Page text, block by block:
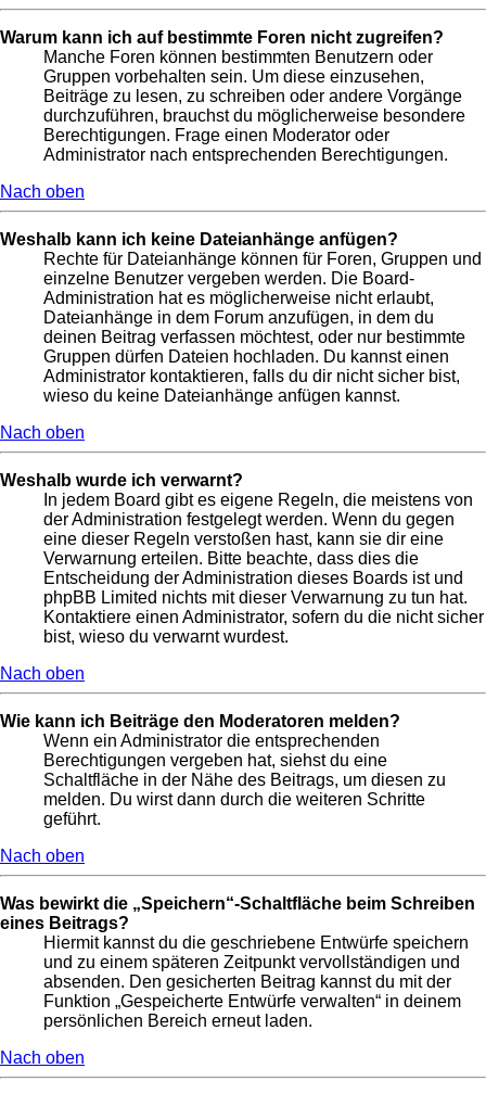
Warum kann ich auf bestimmte Foren nicht zugreifen?
Manche Foren können bestimmten Benutzern oder
Gruppen vorbehalten sein. Um diese einzusehen,
Beiträge zu lesen, zu schreiben oder andere Vorgänge
durchzuführen, brauchst du möglicherweise besondere
Berechtigungen. Frage einen Moderator oder
Administrator nach entsprechenden Berechtigungen.
Nach oben
Weshalb kann ich keine Dateianhänge anfügen?
Rechte für Dateianhänge können für Foren, Gruppen und
einzelne Benutzer vergeben werden. Die Board-
Administration hat es möglicherweise nicht erlaubt,
Dateianhänge in dem Forum anzufügen, in dem du
deinen Beitrag verfassen möchtest, oder nur bestimmte
Gruppen dürfen Dateien hochladen. Du kannst einen
Administrator kontaktieren, falls du dir nicht sicher bist,
wieso du keine Dateianhänge anfügen kannst.
Nach oben
Weshalb wurde ich verwarnt?
In jedem Board gibt es eigene Regeln, die meistens von
der Administration festgelegt werden. Wenn du gegen
eine dieser Regeln verstoßen hast, kann sie dir eine
Verwarnung erteilen. Bitte beachte, dass dies die
Entscheidung der Administration dieses Boards ist und
phpBB Limited nichts mit dieser Verwarnung zu tun hat.
Kontaktiere einen Administrator, sofern du die nicht sicher
bist, wieso du verwarnt wurdest.
Nach oben
Wie kann ich Beiträge den Moderatoren melden?
Wenn ein Administrator die entsprechenden
Berechtigungen vergeben hat, siehst du eine
Schaltfläche in der Nähe des Beitrags, um diesen zu
melden. Du wirst dann durch die weiteren Schritte
geführt.
Nach oben
Was bewirkt die „Speichern“-Schaltfläche beim Schreiben
eines Beitrags?
Hiermit kannst du die geschriebene Entwürfe speichern
und zu einem späteren Zeitpunkt vervollständigen und
absenden. Den gesicherten Beitrag kannst du mit der
Funktion „Gespeicherte Entwürfe verwalten“ in deinem
persönlichen Bereich erneut laden.
Nach oben